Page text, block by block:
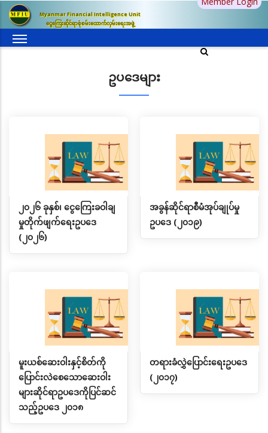
အဓိက
အကြောင်းအရာ
Myanmar Financial Intelligence Unit
ငွေကြေးဆိုင်ရာစုံစမ်းထောက်လှမ်းရေးအဖွဲ့
ဥပဒေများ
၂၀၂၆ ခုနှစ်၊ ငွေကြေးခဝါချ
မှုတိုက်ဖျက်ရေးဥပဒေ
(၂၀၂၆)
အခွန်ဆိုင်ရာစီမံအုပ်ချုပ်မှု
ဥပဒေ (၂၀၁၉)
မူးယစ်ဆေးဝါးနှင့်စိတ်ကို
ပြောင်းလဲစေသောဆေးဝါး
များဆိုင်ရာဥပဒေကိုပြင်ဆင်
သည့်ဥပဒေ ၂၀၁၈
တရားခံလွှဲပြောင်းရေးဥပဒေ
(၂၀၁၇)